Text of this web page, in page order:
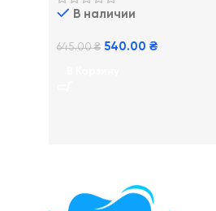
В наличии
645.00₴ 540.00 ₴